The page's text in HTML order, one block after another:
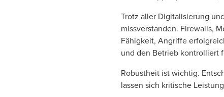
Trotz aller Digitalisierung
missverstanden. Firewalls,
Fähigkeit, Angriffe
und den Betrieb kontrolliert
Robustheit ist wichtig.
lassen sich kritische